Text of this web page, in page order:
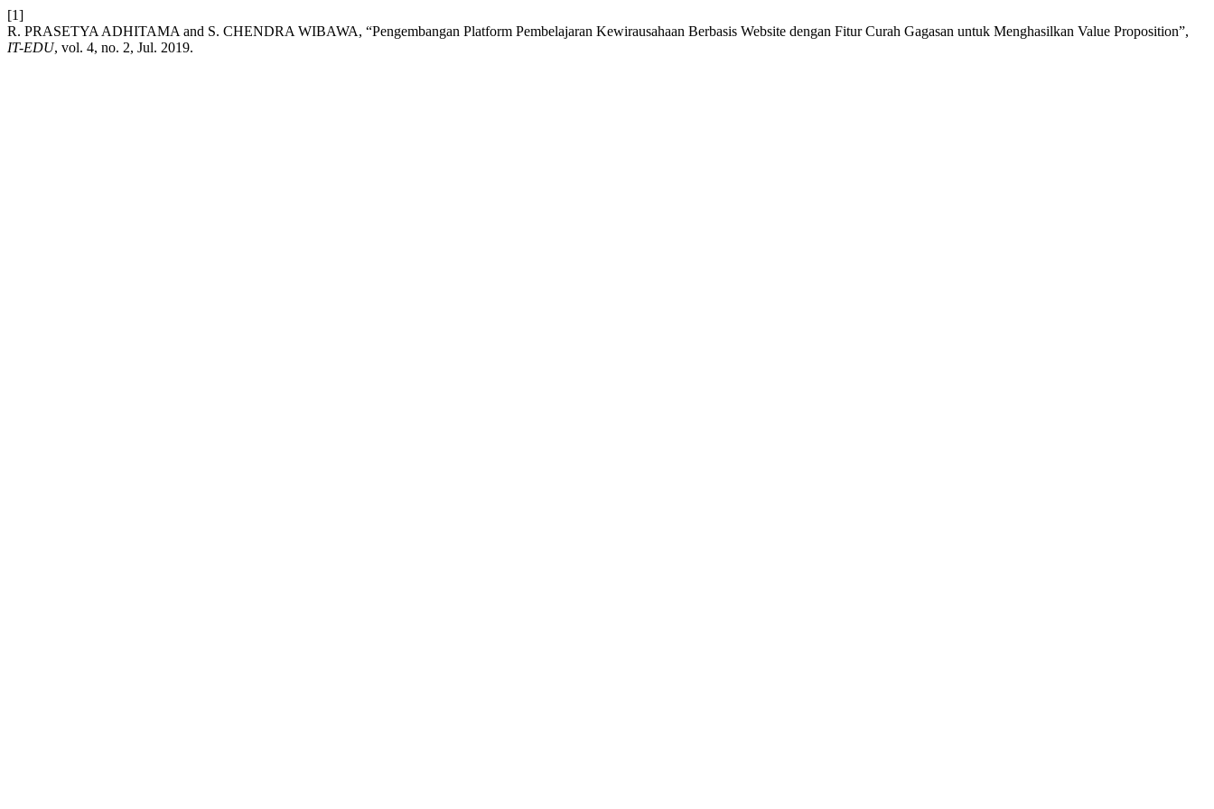
[1]
R. PRASETYA ADHITAMA and S. CHENDRA WIBAWA, “Pengembangan Platform Pembelajaran Kewirausahaan Berbasis Website dengan Fitur Curah Gagasan untuk Menghasilkan Value Proposition”,
IT-EDU, vol. 4, no. 2, Jul. 2019.